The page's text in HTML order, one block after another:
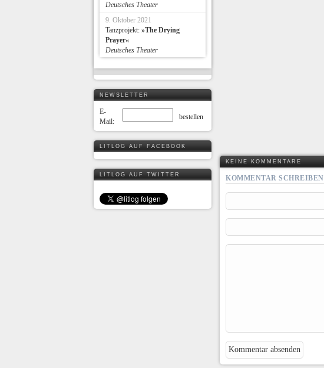
KEINE KOMMENTARE
KOMMENTAR SCHREIBEN
Deutsches Theater
9. Oktober 2021
Tanzprojekt: »The Drying
Prayer«
Deutsches Theater
NEWSLETTER
E-
Mail:
LITLOG AUF FACEBOOK
LITLOG AUF TWITTER